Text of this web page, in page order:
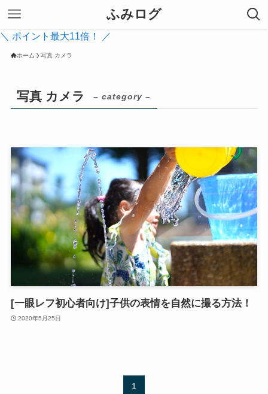
ふみログ
＼ ポイント最大11倍！ ／
ホーム 写真 カメラ
写真 カメラ – category –
[一眼レフ初心者向け]子供の表情を自然に撮る方法！
2020年5月25日
1